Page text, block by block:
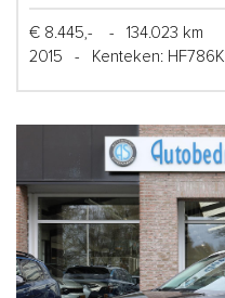
€ 8.445,- -
134.023 km
2015
- Kenteken: HF786K